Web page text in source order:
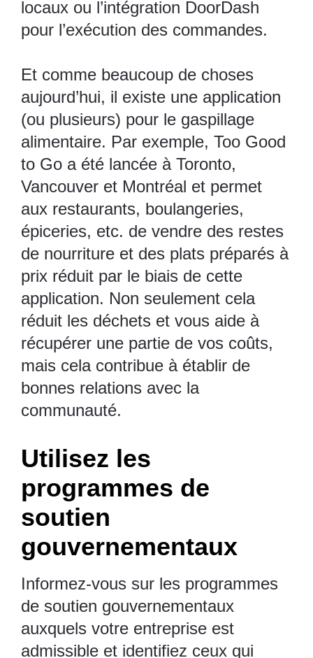
locaux ou l’intégration DoorDash
pour l’exécution des commandes.
Et comme beaucoup de choses
aujourd’hui, il existe une application
(ou plusieurs) pour le gaspillage
alimentaire. Par exemple, Too Good
to Go a été lancée à Toronto,
Vancouver et Montréal et permet
aux restaurants, boulangeries,
épiceries, etc. de vendre des restes
de nourriture et des plats préparés à
prix réduit par le biais de cette
application. Non seulement cela
réduit les déchets et vous aide à
récupérer une partie de vos coûts,
mais cela contribue à établir de
bonnes relations avec la
communauté.
Utilisez les
programmes de
soutien
gouvernementaux
Informez-vous sur les programmes
de soutien gouvernementaux
auxquels votre entreprise est
admissible et identifiez ceux qui